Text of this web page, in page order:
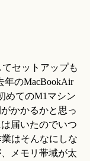
セットアップも
年のMacBookAir
めてのM1マシン
かかるかと思っ
届いたのでいつ
はそんなにしな
メモリ帯域が太